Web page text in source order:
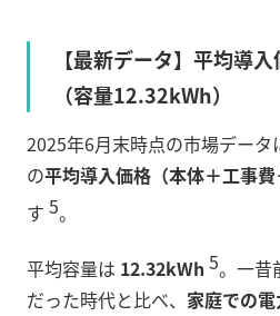
【最新データ】平均導
（容量12.32kWh）
2025年6月末時点の市場データ
の平均導入価格（本体＋工事
す 5。
平均容量は 12.32kWh 5。一昔
だった時代と比べ、 家庭での